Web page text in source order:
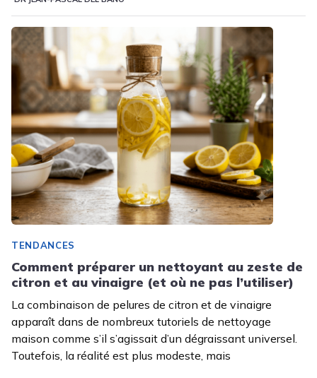
TENDANCES
Comment préparer un nettoyant au zeste de
citron et au vinaigre (et où ne pas l’utiliser)
La combinaison de pelures de citron et de vinaigre
apparaît dans de nombreux tutoriels de nettoyage
maison comme s’il s’agissait d’un dégraissant universel.
Toutefois, la réalité est plus modeste, mais